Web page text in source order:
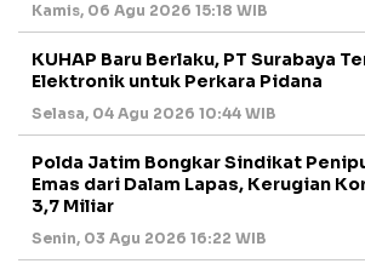
Kamis, 06 Agu 2026 15:18 WIB
KUHAP Baru Berlaku, PT Surabaya
Elektronik untuk Perkara Pidana
Selasa, 04 Agu 2026 10:44 WIB
Polda Jatim Bongkar Sindikat
Emas dari Dalam Lapas, Kerugian
3,7 Miliar
Senin, 03 Agu 2026 16:22 WIB